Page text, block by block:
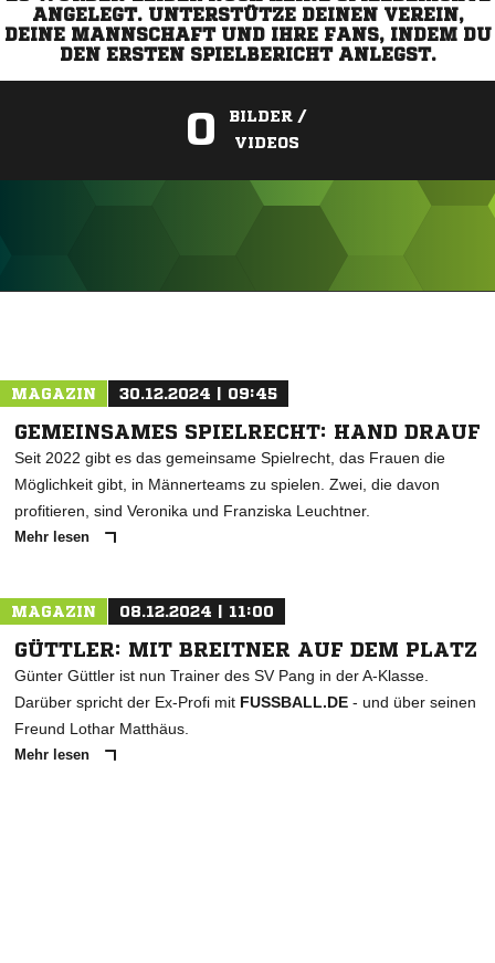
ANGELEGT. UNTERSTÜTZE DEINEN VEREIN,
DEINE MANNSCHAFT UND IHRE FANS, INDEM DU
DEN ERSTEN SPIELBERICHT ANLEGST.
0
BILDER /
VIDEOS
MAGAZIN 30.12.2024 | 09:45
GEMEINSAMES SPIELRECHT: HAND DRAUF
Seit 2022 gibt es das gemeinsame Spielrecht, das Frauen die
Möglichkeit gibt, in Männerteams zu spielen. Zwei, die davon
profitieren, sind Veronika und Franziska Leuchtner.
Mehr lesen
MAGAZIN 08.12.2024 | 11:00
GÜTTLER: MIT BREITNER AUF DEM PLATZ
Günter Güttler ist nun Trainer des SV Pang in der A-Klasse.
Darüber spricht der Ex-Profi mit FUSSBALL.DE - und über seinen
Freund Lothar Matthäus.
Mehr lesen